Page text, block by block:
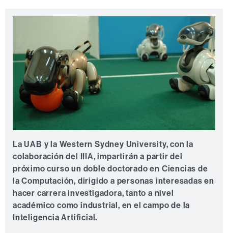
La UAB y la Western Sydney University, con la
colaboración del IIIA, impartirán a partir del
próximo curso un doble doctorado en Ciencias de
la Computación, dirigido a personas interesadas en
hacer carrera investigadora, tanto a nivel
académico como industrial, en el campo de la
Inteligencia Artificial.